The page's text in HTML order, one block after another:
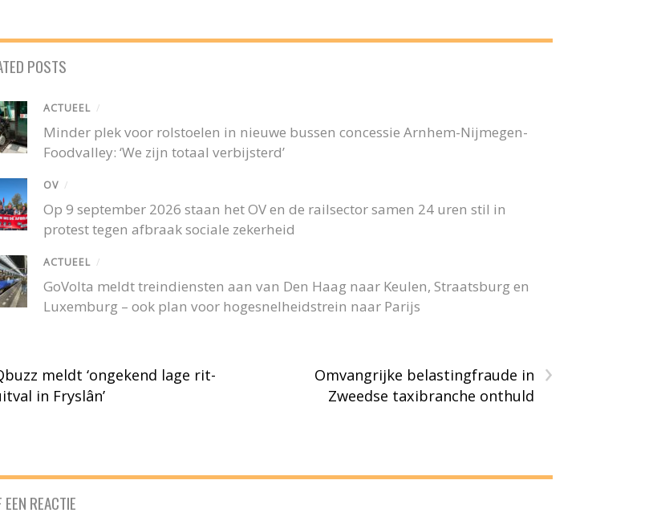
POSTS
ACTUEEL /
Minder plek voor rolstoelen in nieuwe bussen concessie Arnhem-Nijmegen-
Foodvalley: ‘We zijn totaal verbijsterd’
OV /
Op 9 september 2026 staan het OV en de railsector samen 24 uren stil in
protest tegen afbraak sociale zekerheid
ACTUEEL /
GoVolta meldt treindiensten aan van Den Haag naar Keulen, Straatsburg en
Luxemburg – ook plan voor hogesnelheidstrein naar Parijs
meldt ‘ongekend lage rit-
in Fryslân’
›
Omvangrijke belastingfraude in
Zweedse taxibranche onthuld
EEN REACTIE